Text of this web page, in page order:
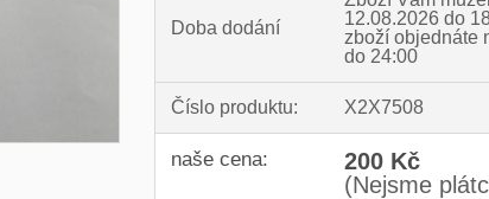
Doba dodání
12.08.2026 do
zboží objednáte
do 24:00
Číslo produktu: X2X7508
naše cena:
200 Kč
(Nejsme